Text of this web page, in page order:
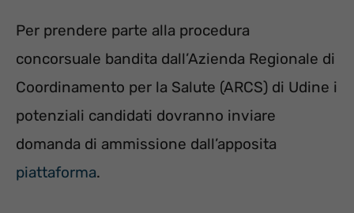
Per prendere parte alla procedura
concorsuale bandita dall’Azienda Regionale di
Coordinamento per la Salute (ARCS) di Udine i
potenziali candidati dovranno inviare
domanda di ammissione dall’apposita
piattaforma.